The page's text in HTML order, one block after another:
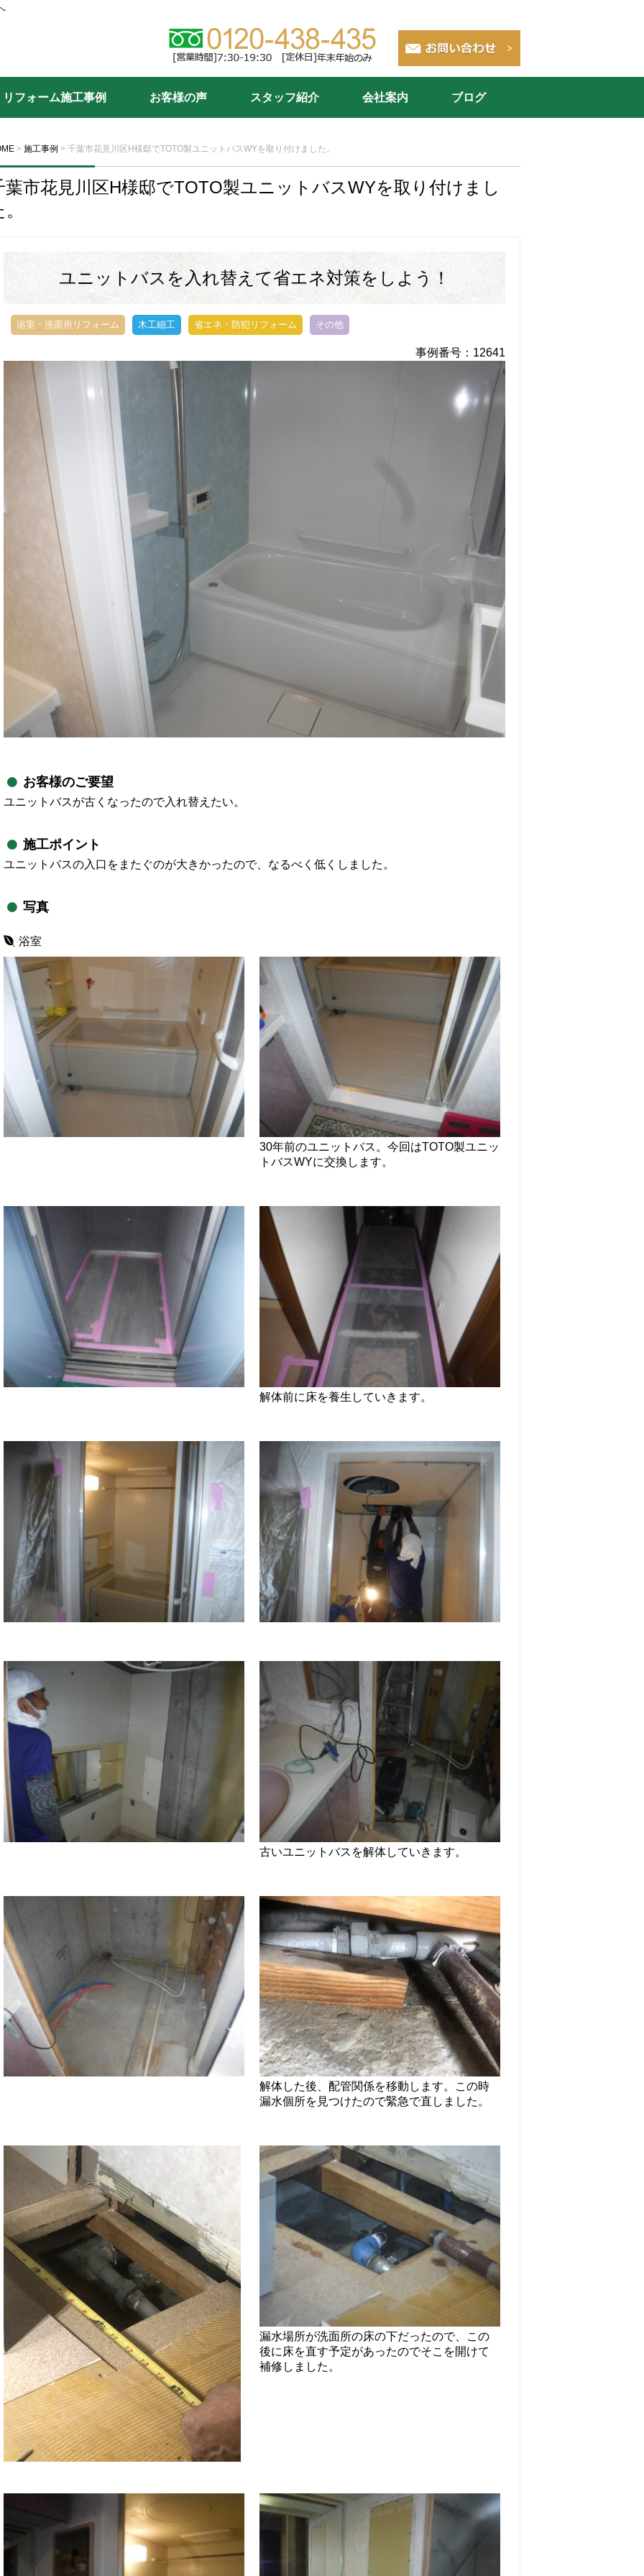
リフォーム施工事例 お客様の声 スタッフ紹介 会社案内 ブログ
> 施工事例 > 千葉市花見川区H様邸でTOTO製ユニットバスWYを取り付けました。
葉市花見川区H様邸でTOTO製ユニットバスWYを取り付けまし
ユニットバスを入れ替えて省エネ対策をしよう！
浴室・洗面所リフォーム 木工細工 省エネ・防犯リフォーム その他
事例番号：12641
お客様のご要望
ユニットバスが古くなったので入れ替えたい。
施工ポイント
ユニットバスの入口をまたぐのが大きかったので、なるべく低くしました。
写真
浴室
30年前のユニットバス。今回はTOTO製ユニッ
トバスWYに交換します。
解体前に床を養生していきます。
古いユニットバスを解体していきます。
解体した後、配管関係を移動します。この時
漏水個所を見つけたので緊急で直しました。
漏水場所が洗面所の床の下だったので、この
後に床を直す予定があったのでそこを開けて
補修しました。